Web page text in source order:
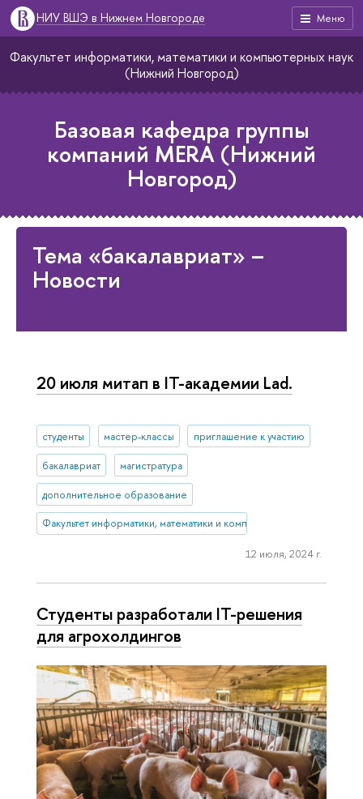
Меню
НИУ ВШЭ в Нижнем Новгороде
Факультет информатики, математики и компьютерных наук
(Нижний Новгород)
Базовая кафедра группы
компаний MERA (Нижний
Новгород)
Тема «бакалавриат» –
Новости
20 июля митап в IT-академии Lad.
студенты мастер-классы приглашение к участию
бакалавриат магистратура
дополнительное образование
Факультет информатики, математики и компьютерных наук
12 июля, 2024 г.
Студенты разработали IT-решения
для агрохолдингов